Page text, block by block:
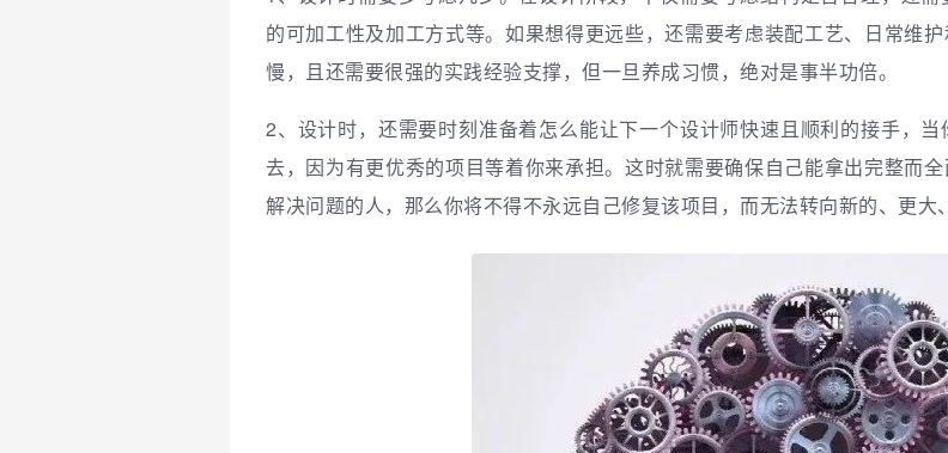
的可加工性及加工方式等。如果想得更远些，还需要考虑装配工艺、日常维
慢，且还需要很强的实践经验支撑，但一旦养成习惯，绝对是事半功倍。
2、 设计时，还需要时刻准备着怎么能让下一个设计师快速且顺利的接手， 当
去，因为有更优秀的项目等着你来承担。这时就需要确保自己能拿出完整而
解决问题的人，那么你将不得不永远自己修复该项目，而无法转向新的、更大